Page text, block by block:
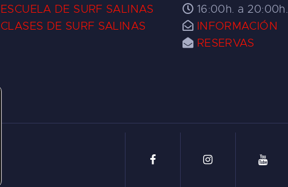
ESCUELA DE SURF SALINAS
CLASES DE SURF SALINAS
16:00h. a 20:00h.
INFORMACIÓN
RESERVAS